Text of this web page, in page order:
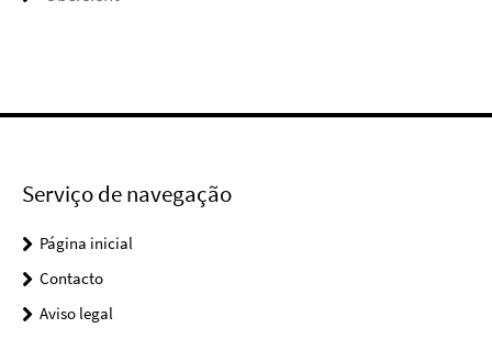
Serviço de navegação
Página inicial
Contacto
Aviso legal